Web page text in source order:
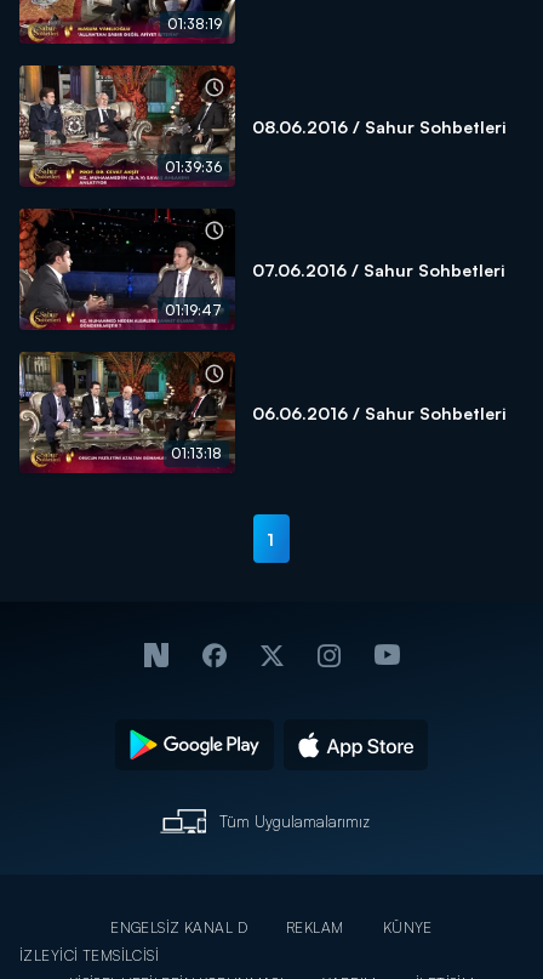
01:38:19
01:39:36
08.06.2016 / Sahur Sohbetleri
01:19:47
07.06.2016 / Sahur Sohbetleri
01:13:18
06.06.2016 / Sahur Sohbetleri
1
Tüm Uygulamalarımız
ENGELSİZ KANAL D REKLAM
KÜNYE
İZLEYİCİ TEMSİLCİSİ